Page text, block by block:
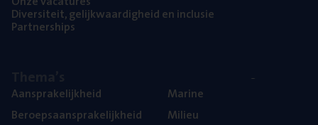
Diver­si­teit, gelijk­waar­dig­heid en inclusie
Part­ner­ships
Aan­spra­ke­lijk­heid
Beroeps­aan­spra­ke­lijk­heid
Mari­ne
Mili­eu